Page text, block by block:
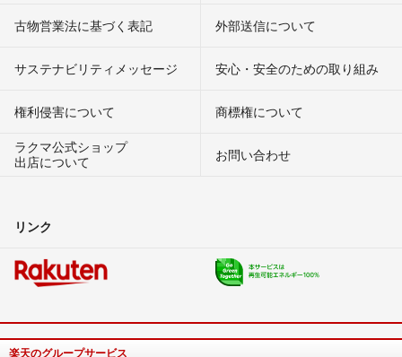
古物営業法に基づく表記 外部送信について
サステナビリティメッセージ 安心・安全のための取り組み
権利侵害について
商標権について
ラクマ公式ショップ
出店について
お問い合わせ
リンク
楽天のグループサービス